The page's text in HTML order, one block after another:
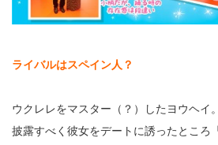
ライバルはスペイン人？
ウクレレをマスター（？）したヨウヘイ
披露すべく彼女をデートに誘ったところ